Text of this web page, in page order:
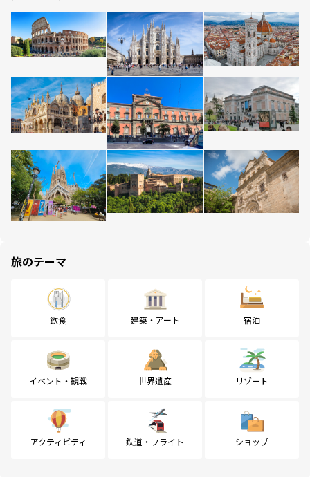
旅のテーマ
飲食 建築・アート 宿泊
イベント・観戦 世界遺産 リゾート
アクティビティ 鉄道・フライト ショップ